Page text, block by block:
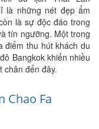
là những nét đẹp ẩm
là sự độc đáo trong
tín ngưỡng. Một trong
điểm thu hút khách du
Bangkok khiến nhiều
chân đến đây.
Chao Fa